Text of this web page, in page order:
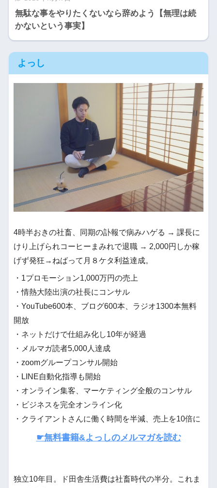
無駄な事をやりたくないなら辞めよう【無理は続
かないという事実】
よっし
4時半おきの社畜、同期の訃報で病みハゲる → 課長に
けり上げられコーヒーまみれで退職 → 2,000円しか稼
げず発狂→ねばって月８ケタ利益達成。
・1プロモーション1,000万円の売上
・情熱大陸出演の社長にコンサル
・YouTube600本、ブログ600本、ラジオ1300本無料
開放
・ネットだけで仕組み化し10年が経過
・メルマガ読者5,000人達成
・zoomグループコンサル開始
・LINE自動化指導も開始
・オンライン集客、マーケティング全般のコンサル
・ビジネスを完全オンライン化
・クライアントさんに働く時間を半減、売上を10倍に
☛無料書籍&よっしのメルマガを読む
独立10年目。ド田舎生活費は社畜時代の半分。これま